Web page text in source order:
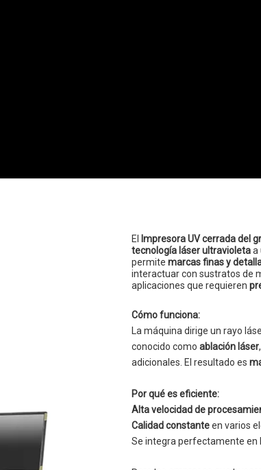
El Impresora UV cerrada del
tecnología láser ultravioletaa
permite marcas finas y
interactuar con sustratos de
aplicaciones que requieren
Cómo funciona:
La máquina dirige un rayo
conocido como ablación láser
adicionales. El resultado es
Por qué es eficiente:
Alta velocidad de
Calidad constanteen varios
Se integra perfectamente en